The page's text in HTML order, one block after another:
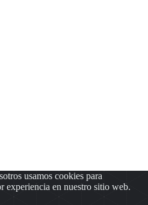
usamos cookies para
experiencia en nuestro sitio web.